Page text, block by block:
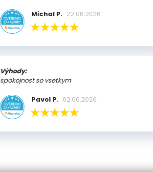
Michal P. 22.06.2026
Výhody:
spokojnost so vsetkym
Pavol P. 02.06.2026